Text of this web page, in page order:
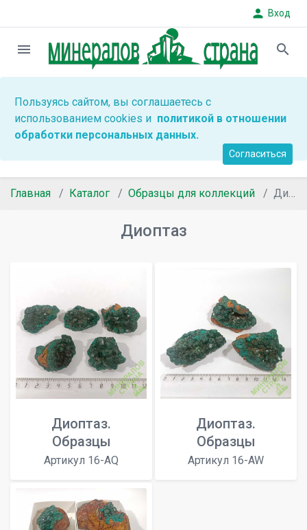
person Вход
menu search
Пользуясь сайтом, вы соглашаетесь с
использованием cookies и политикой в отношении
обработки персональных данных.
Согласиться
Главная Каталог Образцы для коллекций Диоптаз
Диоптаз
Диоптаз.
Образцы
Артикул 16-AQ
Диоптаз.
Образцы
Артикул 16-AW